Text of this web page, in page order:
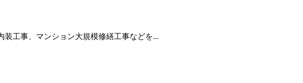
工事、マンション大規模修繕工事などを...